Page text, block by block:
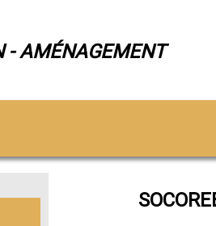
- AMÉNAGEMENT